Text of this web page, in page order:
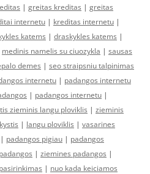
| greitas kreditas | greitas
internetu | kreditas internetu |
katems | draskykles katems |
medinis namelis su ciuozykla | sausas
demes | seo straipsniu talpinimas
internetu | padangos internetu
| padangos internetu |
zieminis langu ploviklis | zieminis
| langu ploviklis | vasarines
| padangos pigiau | padangos
| ziemines padangos |
| nuo kada keiciamos